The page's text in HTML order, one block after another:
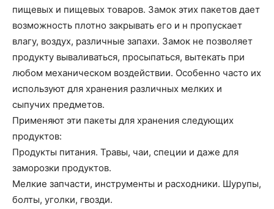
пищевых и пищевых товаров. Замок этих пакетов дает
возможность плотно закрывать его и н пропускает
влагу, воздух, различные запахи. Замок не позволяет
продукту вываливаться, просыпаться, вытекать при
любом механическом воздействии. Особенно часто их
используют для хранения различных мелких и
сыпучих предметов.
Применяют эти пакеты для хранения следующих
продуктов:
Продукты питания. Травы, чаи, специи и даже для
заморозки продуктов.
Мелкие запчасти, инструменты и расходники. Шурупы,
болты, уголки, гвозди.